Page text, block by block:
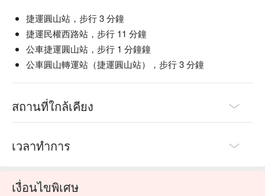
捷運圓山站，步行 3 分鐘
捷運民權西路站，步行 11 分鐘
公車捷運圓山站，步行 1 分鐘鐘
公車圓山轉運站（捷運圓山站），步行 3 分鐘
สถานที่ใกล้เคียง
เวลาทำการ
เงื่อนไขพิเศษ